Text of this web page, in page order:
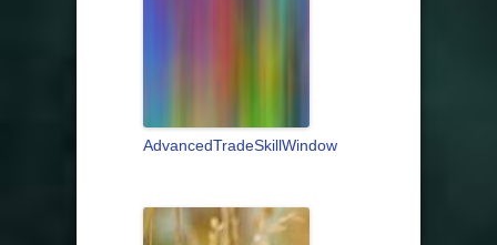
AdvancedTradeSkillWindow